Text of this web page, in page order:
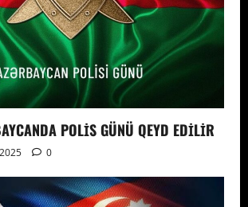
POLİS GÜNÜ QEYD EDİLİR
0